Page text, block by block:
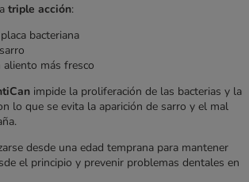
triple acción:
bacteriana
aliento más fresco
impide la proliferación de las bacterias y la
lo que se evita la aparición de sarro y el mal
desde una edad temprana para mantener
el principio y prevenir problemas dentales en